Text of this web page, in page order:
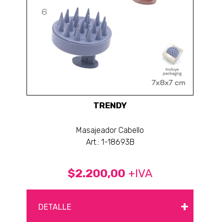
TRENDY
Masajeador Cabello
Art.: 1-18693B
$2.200,00 +IVA
DETALLE +